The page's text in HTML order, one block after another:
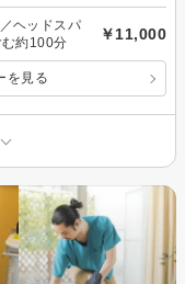
ヘッドスパ
約100分
￥11,000
を見る